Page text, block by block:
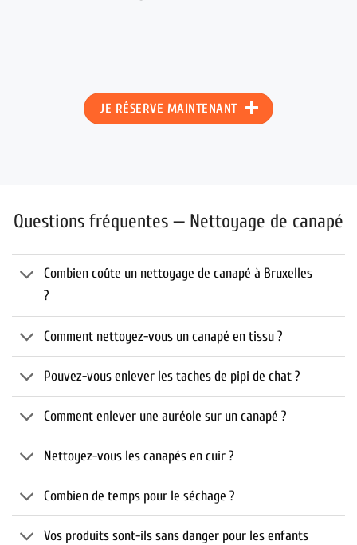
JE RÉSERVE MAINTENANT
Questions fréquentes — Nettoyage de canapé
Combien coûte un nettoyage de canapé à Bruxelles
?
Comment nettoyez-vous un canapé en tissu ?
Pouvez-vous enlever les taches de pipi de chat ?
Comment enlever une auréole sur un canapé ?
Nettoyez-vous les canapés en cuir ?
Combien de temps pour le séchage ?
Vos produits sont-ils sans danger pour les enfants